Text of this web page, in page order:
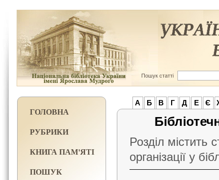
Пошук статті
ГОЛОВНА
РУБРИКИ
КНИГА ПАМ'ЯТІ
ПОШУК
А Б В Г Д Е Є
Розділ містить
організації у